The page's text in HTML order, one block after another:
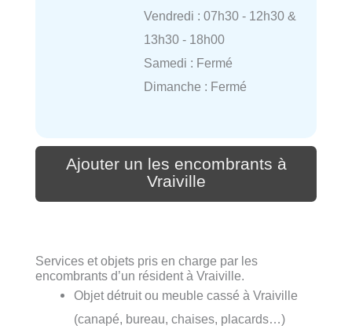
Vendredi : 07h30 - 12h30 &
13h30 - 18h00
Samedi : Fermé
Dimanche : Fermé
Ajouter un les encombrants à
Vraiville
Services et objets pris en charge par les
encombrants d’un résident à Vraiville.
Objet détruit ou meuble cassé à Vraiville
(canapé, bureau, chaises, placards…)